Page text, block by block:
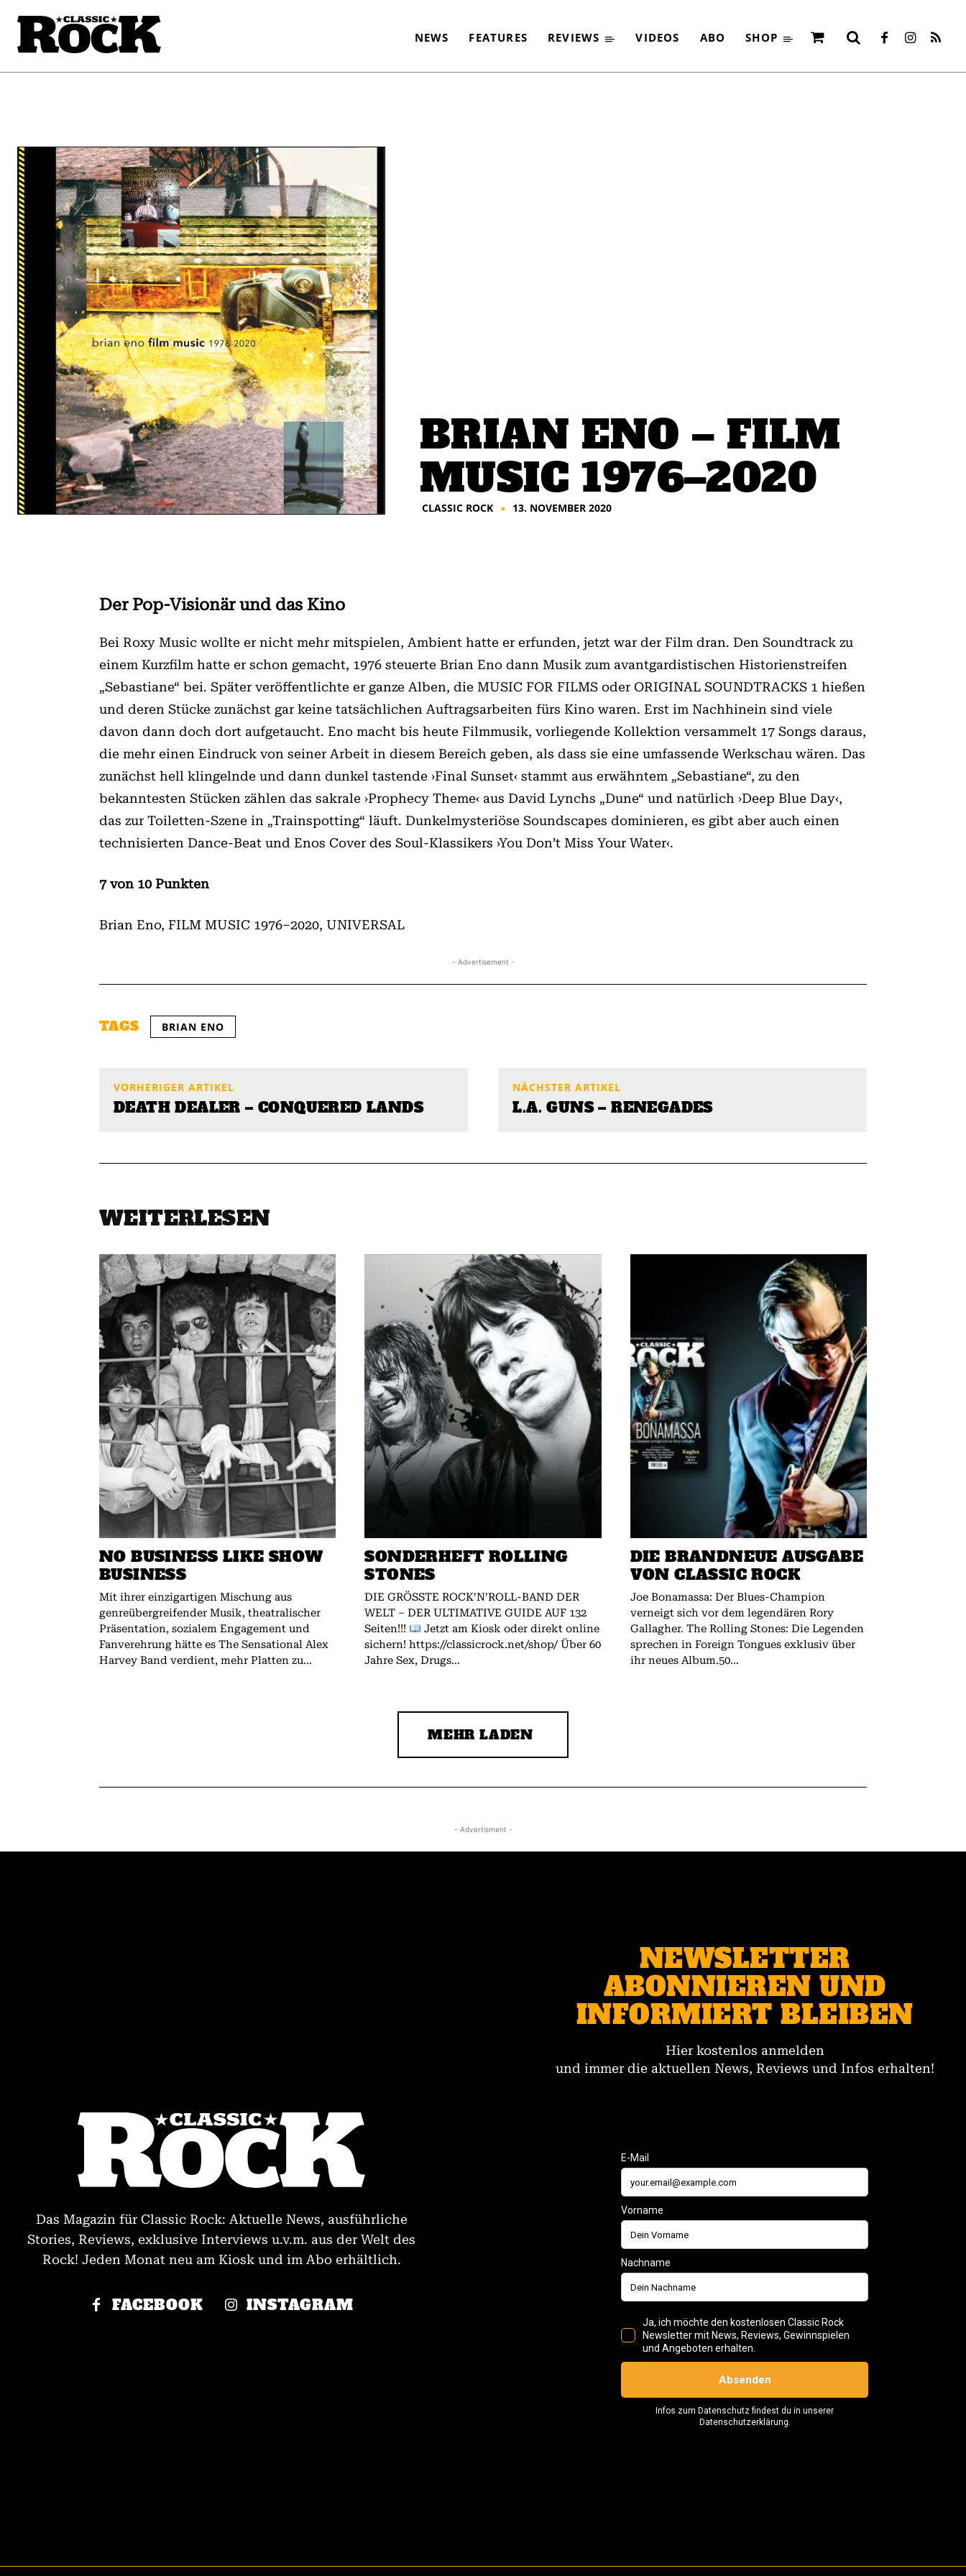
NEWS FEATURES REVIEWS VIDEOS ABO SHOP
BRIAN ENO – FILM
MUSIC 1976–2020
CLASSIC ROCK ■ 13. NOVEMBER 2020
Der Pop-Visionär und das Kino
Bei Roxy Music wollte er nicht mehr mitspielen, Ambient hatte er erfunden, jetzt war der Film dran. Den Soundtrack zu
einem Kurzfilm hatte er schon gemacht, 1976 steuerte Brian Eno dann Musik zum avantgardistischen Historienstreifen
„Sebastiane“ bei. Später veröffentlichte er ganze Alben, die MUSIC FOR FILMS oder ORIGINAL SOUNDTRACKS 1 hießen
und deren Stücke zunächst gar keine tatsächlichen Auftragsarbeiten fürs Kino waren. Erst im Nachhinein sind viele
davon dann doch dort aufgetaucht. Eno macht bis heute Filmmusik, vorliegende Kollektion versammelt 17 Songs daraus,
die mehr einen Eindruck von seiner Arbeit in diesem Bereich geben, als dass sie eine umfassende Werkschau wären. Das
zunächst hell klingelnde und dann dunkel tastende ›Final Sunset‹ stammt aus erwähntem „Sebastiane“, zu den
bekanntesten Stücken zählen das sakrale ›Prophecy Theme‹ aus David Lynchs „Dune“ und natürlich ›Deep Blue Day‹,
das zur Toiletten-Szene in „Trainspotting“ läuft. Dunkelmysteriöse Soundscapes dominieren, es gibt aber auch einen
technisierten Dance-Beat und Enos Cover des Soul-Klassikers ›You Don’t Miss Your Water‹.
7 von 10 Punkten
Brian Eno, FILM MUSIC 1976–2020, UNIVERSAL
- Advertisement -
TAGS BRIAN ENO
VORHERIGER ARTIKEL
DEATH DEALER – CONQUERED LANDS
NÄCHSTER ARTIKEL
L.A. GUNS – RENEGADES
WEITERLESEN
NO BUSINESS LIKE SHOW
BUSINESS
Mit ihrer einzigartigen Mischung aus
genreübergreifender Musik, theatralischer
Präsentation, sozialem Engagement und
Fanverehrung hätte es The Sensational Alex
Harvey Band verdient, mehr Platten zu...
SONDERHEFT ROLLING
STONES
DIE GRÖSSTE ROCK’N’ROLL-BAND DER
WELT – DER ULTIMATIVE GUIDE AUF 132
Seiten!!!
Jetzt am Kiosk oder direkt online
sichern! https://classicrock.net/shop/ Über 60
Jahre Sex, Drugs...
DIE BRANDNEUE AUSGABE
VON CLASSIC ROCK
Joe Bonamassa: Der Blues-Champion
verneigt sich vor dem legendären Rory
Gallagher. The Rolling Stones: Die Legenden
sprechen in Foreign Tongues exklusiv über
ihr neues Album.50...
MEHR LADEN
- Advertisment -
Das Magazin für Classic Rock: Aktuelle News, ausführliche
Stories, Reviews, exklusive Interviews u.v.m. aus der Welt des
Rock! Jeden Monat neu am Kiosk und im Abo erhältlich.
FACEBOOK INSTAGRAM
NEWSLETTER
ABONNIEREN UND
INFORMIERT BLEIBEN
Hier kostenlos anmelden
und immer die aktuellen News, Reviews und Infos erhalten!